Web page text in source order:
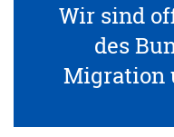
Wir sind
des
Migration